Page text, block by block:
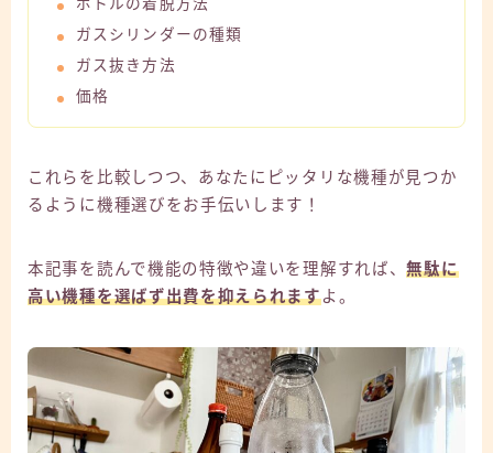
ボトルの着脱方法
ガスシリンダーの種類
ガス抜き方法
価格
これらを比較しつつ、あなたにピッタリな機種が見つか
るように機種選びをお手伝いします！
本記事を読んで機能の特徴や違いを理解すれば、無駄に
高い機種を選ばず出費を抑えられますよ。